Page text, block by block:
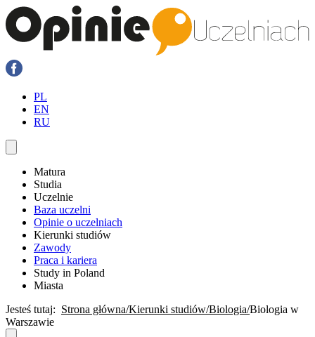
PL
EN
RU
Matura
Studia
Uczelnie
Baza uczelni
Opinie o uczelniach
Kierunki studiów
Zawody
Praca i kariera
Study in Poland
Miasta
Jesteś tutaj: Strona główna Kierunki studiów Biologia Biologia w
Warszawie